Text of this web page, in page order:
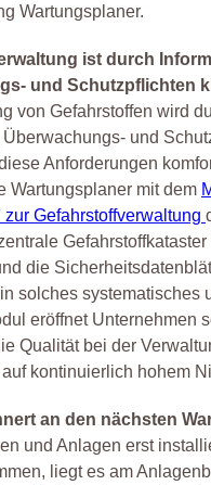
Wartungsplaner.
ist durch
und Schutzpflichten
von Gefahrstoffen wird
Überwachungs- und
Anforderungen
Wartungsplaner mit dem
zur Gefahrstoffverwaltung
die
solches systematisches
eröffnet Unternehmen
Qualität bei der
kontinuierlich hohem
an den nächsten
und Anlagen erst
liegt es am